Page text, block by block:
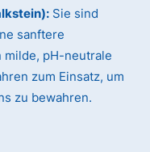
Sie sind
sanftere
milde, pH-neutrale
zum Einsatz, um
zu bewahren.